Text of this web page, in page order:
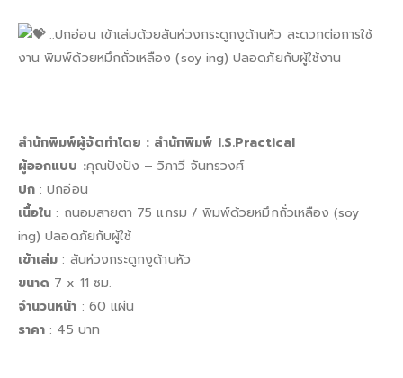
..ปกอ่อน เข้าเล่มด้วยสันห่วงกระดูกงูด้านหัว สะดวกต่อการใช้
งาน พิมพ์ด้วยหมึกถั่วเหลือง (soy ing) ปลอดภัยกับผู้ใช้งาน
สำนักพิมพ์ผู้จัดทำโดย : สำนักพิมพ์ I.S.Practical
ผู้ออกแบบ :คุณปังปัง – วิภาวี จันทรวงศ์
ปก : ปกอ่อน
เนื้อใน : ถนอมสายตา 75 แกรม / พิมพ์ด้วยหมึกถั่วเหลือง (soy
ing) ปลอดภัยกับผู้ใช้
เข้าเล่ม : สันห่วงกระดูกงูด้านหัว
ขนาด 7 x 11 ซม.
จำนวนหน้า : 60 แผ่น
ราคา : 45 บาท